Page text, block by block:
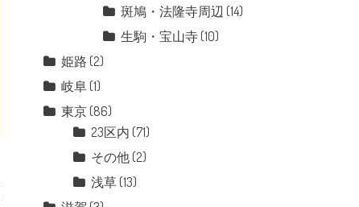
斑鳩・法隆寺周辺 (14)
生駒・宝山寺 (10)
姫路 (2)
岐阜 (1)
東京 (86)
23区内 (71)
その他 (2)
浅草 (13)